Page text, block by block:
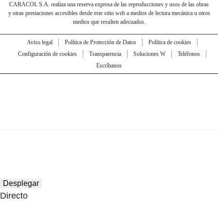
CARACOL S.A. realiza una reserva expresa de las reproducciones y usos de las obras
y otras prestaciones accesibles desde este sitio web a medios de lectura mecánica u otros
medios que resulten adecuados.
Aviso legal Política de Protección de Datos
Política de cookies
Configuración de cookies
Transparencia Soluciones W
Teléfonos
Escríbanos
Desplegar
Directo